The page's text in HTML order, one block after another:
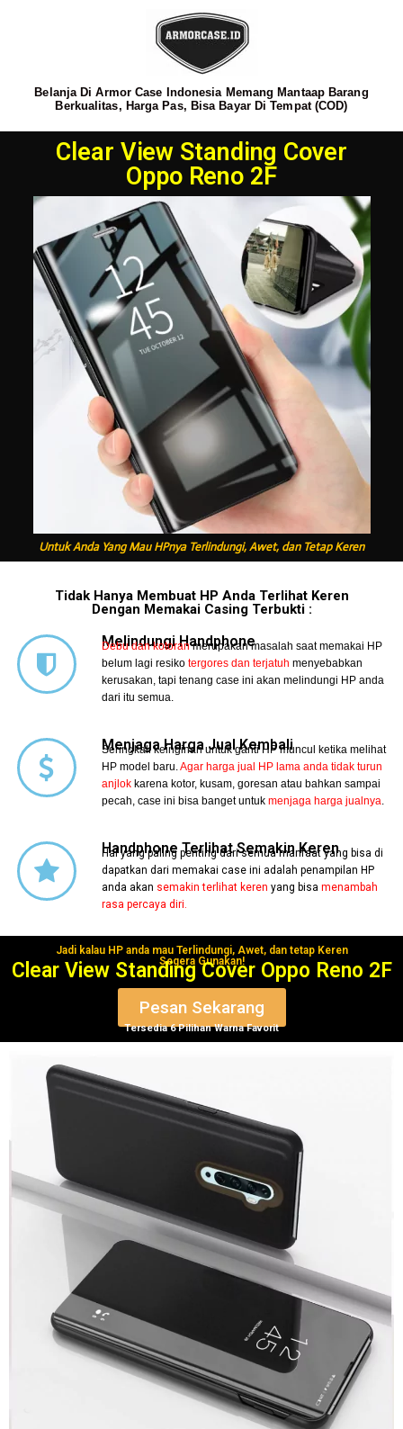
Belanja Di Armor Case Indonesia Memang Mantaap Barang
Berkualitas, Harga Pas, Bisa Bayar Di Tempat (COD)
Clear View Standing Cover
Oppo Reno 2F
Untuk Anda Yang Mau HPnya Terlindungi, Awet, dan Tetap Keren
Tidak Hanya Membuat HP Anda Terlihat Keren
Dengan Memakai Casing Terbukti :
Melindungi Handphone
Debu dan kotoran merupakan masalah saat memakai HP
belum lagi resiko tergores dan terjatuh menyebabkan
kerusakan, tapi tenang case ini akan melindungi HP anda
dari itu semua.
Menjaga Harga Jual Kembali
Seringkali keinginan untuk ganti HP muncul ketika melihat
HP model baru.Agar harga jual HP lama anda tidak turun
anjlok karena kotor, kusam, goresan atau bahkan sampai
pecah, case ini bisa banget untukmenjaga harga jualnya.
Handphone Terlihat Semakin Keren
Hal yang paling penting dari semua manfaat yang bisa di
dapatkan dari memakai case ini adalah penampilan HP
anda akan semakin terlihat keren yang bisamenambah
rasa percaya diri.
Jadi kalau HP anda mau Terlindungi, Awet, dan tetap Keren
Segera Gunakan!
Clear View Standing Cover Oppo Reno 2F
Pesan Sekarang
Tersedia 6 Pilihan Warna Favorit